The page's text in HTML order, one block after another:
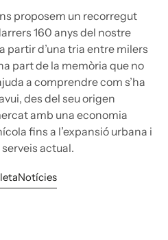
proposem un recorregut
160 anys del nostre
partir d’una tria entre milers
part de la memòria que no
a comprendre com s’ha
des del seu origen
amb una economia
fins a l’expansió urbana i
actual.
Notícies